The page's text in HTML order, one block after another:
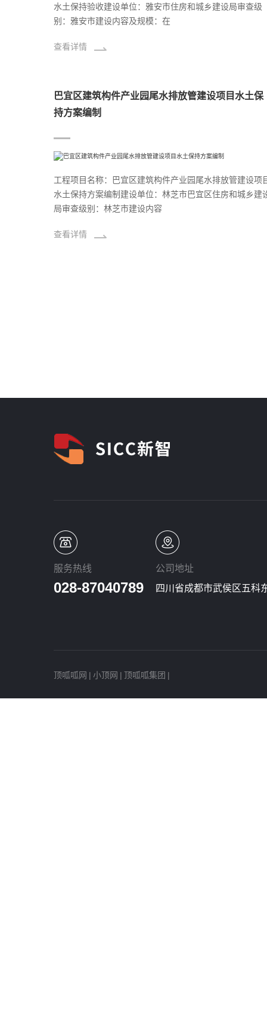
水土保持验收建设单位：雅安市住房和城乡建设局审查级
别：雅安市建设内容及规模：在
查看详情
巴宜区建筑构件产业园尾水排放管建设项目水土保
持方案编制
工程项目名称：巴宜区建筑构件产业园尾水排放管建设项
水土保持方案编制建设单位：林芝市巴宜区住房和城乡建
局审查级别：林芝市建设内容
查看详情
服务热线
028-87040789
公司地址
四川省成都市武侯区五科
顶呱呱网 | 小顶网 | 顶呱呱集团 |